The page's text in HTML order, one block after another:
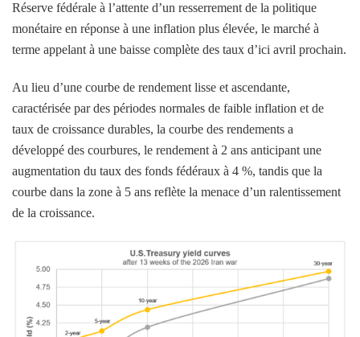
Réserve fédérale à l’attente d’un resserrement de la politique
monétaire en réponse à une inflation plus élevée, le marché à
terme appelant à une baisse complète des taux d’ici avril prochain.
Au lieu d’une courbe de rendement lisse et ascendante,
caractérisée par des périodes normales de faible inflation et de
taux de croissance durables, la courbe des rendements a
développé des courbures, le rendement à 2 ans anticipant une
augmentation du taux des fonds fédéraux à 4 %, tandis que la
courbe dans la zone à 5 ans reflète la menace d’un ralentissement
de la croissance.